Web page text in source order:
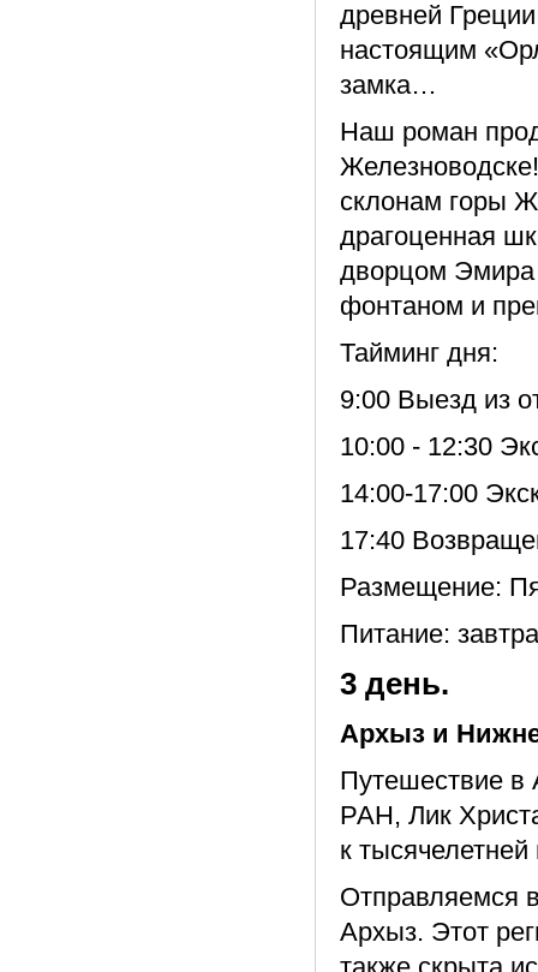
древней
настоящим
замка…
Наш роман
склонам горы
драгоценная
дворцом Эмира
фонтаном и
Тайминг дня:
9:00 Выезд из
10:00 - 12:30
14:00-17:00
17:40
Размещение:
Питание:
3 день.
Архыз и
Путешествие
РАН, Лик
к
Отправляемся
Архыз. Этот